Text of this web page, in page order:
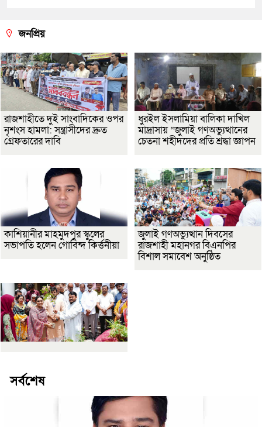
জনপ্রিয়
রাজশাহীতে দুই সাংবাদিকের ওপর
নৃশংস হামলা: সন্ত্রাসীদের দ্রুত
গ্রেফতারের দাবি
ধুরইল ইসলামিয়া বালিকা দাখিল
মাদ্রাসায় “জুলাই গণঅভ্যুত্থানের
চেতনা শহীদদের প্রতি শ্রদ্ধা জ্ঞাপন
কাশিয়ানীর মাহমুদপুর স্কুলের
সভাপতি হলেন গোবিন্দ কির্ত্তনীয়া
জুলাই গণঅভ্যুত্থান দিবসের
রাজশাহী মহানগর বিএনপির
বিশাল সমাবেশ অনুষ্ঠিত
সর্বশেষ